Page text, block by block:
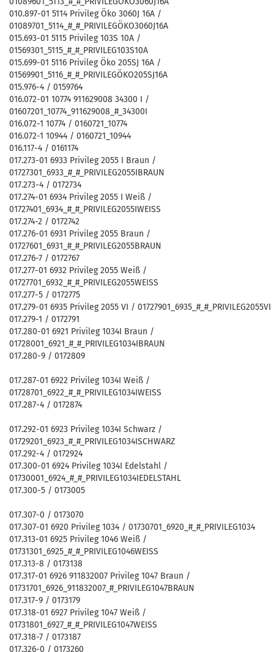
010.897-01 5114 Privileg Öko 3060J 16A /
01089701_5114_#_#_PRIVILEGÖKO3060J16A
015.693-01 5115 Privileg 103S 10A /
01569301_5115_#_#_PRIVILEG103S10A
015.699-01 5116 Privileg Öko 205SJ 16A /
01569901_5116_#_#_PRIVILEGÖKO205SJ16A
015.976-4 / 0159764
016.072-01 10774 911629008 34300 I /
01607201_10774_911629008_#_34300I
016.072-1 10774 / 0160721_10774
016.072-1 10944 / 0160721_10944
016.117-4 / 0161174
017.273-01 6933 Privileg 2055 I Braun /
01727301_6933_#_#_PRIVILEG2055IBRAUN
017.273-4 / 0172734
017.274-01 6934 Privileg 2055 I Weiß /
01727401_6934_#_#_PRIVILEG2055IWEISS
017.274-2 / 0172742
017.276-01 6931 Privileg 2055 Braun /
01727601_6931_#_#_PRIVILEG2055BRAUN
017.276-7 / 0172767
017.277-01 6932 Privileg 2055 Weiß /
01727701_6932_#_#_PRIVILEG2055WEISS
017.277-5 / 0172775
017.279-01 6935 Privileg 2055 VI / 01727901_6935_#_#_PRIVILEG2055VI
017.279-1 / 0172791
017.280-01 6921 Privileg 1034I Braun /
01728001_6921_#_#_PRIVILEG1034IBRAUN
017.280-9 / 0172809
017.287-01 6922 Privileg 1034I Weiß /
01728701_6922_#_#_PRIVILEG1034IWEISS
017.287-4 / 0172874
017.292-01 6923 Privileg 1034I Schwarz /
01729201_6923_#_#_PRIVILEG1034ISCHWARZ
017.292-4 / 0172924
017.300-01 6924 Privileg 1034I Edelstahl /
01730001_6924_#_#_PRIVILEG1034IEDELSTAHL
017.300-5 / 0173005
017.307-0 / 0173070
017.307-01 6920 Privileg 1034 / 01730701_6920_#_#_PRIVILEG1034
017.313-01 6925 Privileg 1046 Weiß /
01731301_6925_#_#_PRIVILEG1046WEISS
017.313-8 / 0173138
017.317-01 6926 911832007 Privileg 1047 Braun /
01731701_6926_911832007_#_PRIVILEG1047BRAUN
017.317-9 / 0173179
017.318-01 6927 Privileg 1047 Weiß /
01731801_6927_#_#_PRIVILEG1047WEISS
017.318-7 / 0173187
017.326-0 / 0173260